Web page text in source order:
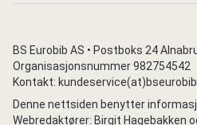
BS Eurobib AS • Postboks 24
Organisasjonsnummer 982754542
Kontakt:
Denne nettsiden benytter
Webredaktører: Birgit Hagebakken